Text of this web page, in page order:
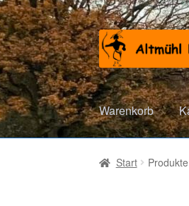
Zur
Navigation
springen
Zum
Inhalt
springen
Warenkorb
Start